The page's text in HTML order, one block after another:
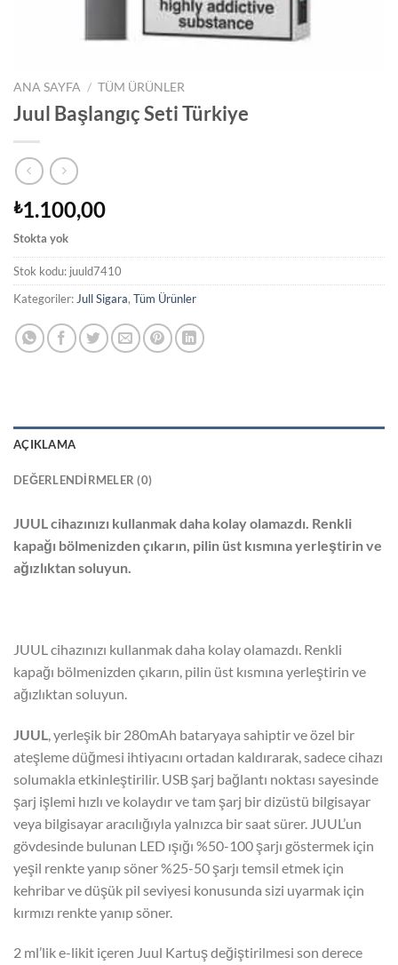
ANA SAYFA / TÜM ÜRÜNLER
Juul Başlangıç Seti Türkiye
₺1.100,00
Stokta yok
Stok kodu: juuld7410
Kategoriler:Jull Sigara, Tüm Ürünler
AÇIKLAMA
DEĞERLENDIRMELER (0)
JUUL cihazınızı kullanmak daha kolay olamazdı. Renkli
kapağı bölmenizden çıkarın, pilin üst kısmına yerleştirin ve
ağızlıktan soluyun.
JUUL cihazınızı kullanmak daha kolay olamazdı. Renkli
kapağı bölmenizden çıkarın, pilin üst kısmına yerleştirin ve
ağızlıktan soluyun.
JUUL , yerleşik bir 280mAh bataryaya sahiptir ve özel bir
ateşleme düğmesi ihtiyacını ortadan kaldırarak, sadece cihazı
solumakla etkinleştirilir. USB şarj bağlantı noktası sayesinde
şarj işlemi hızlı ve kolaydır ve tam şarj bir dizüstü bilgisayar
veya bilgisayar aracılığıyla yalnızca bir saat sürer. JUUL’un
gövdesinde bulunan LED ışığı %50-100 şarjı göstermek için
yeşil renkte yanıp söner %25-50 şarjı temsil etmek için
kehribar ve düşük pil seviyesi konusunda sizi uyarmak için
kırmızı renkte yanıp söner.
2 ml’lik e-likit içeren Juul Kartuş değiştirilmesi son derece